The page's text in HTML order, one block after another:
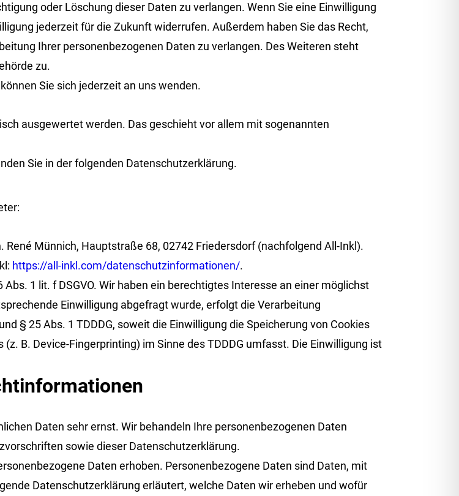
oder Löschung dieser Daten zu verlangen. Wenn Sie eine Einwilligung
jederzeit für die Zukunft widerrufen. Außerdem haben Sie das Recht,
Ihrer personenbezogenen Daten zu verlangen. Des Weiteren steht
zu.
Sie sich jederzeit an uns wenden.
ausgewertet werden. Das geschieht vor allem mit sogenannten
Sie in der folgenden Datenschutzerklärung.
Münnich, Hauptstraße 68, 02742 Friedersdorf (nachfolgend All-Inkl).
https://all-inkl.com/datenschutzinformationen/.
1 lit. f DSGVO. Wir haben ein berechtigtes Interesse an einer möglichst
Einwilligung abgefragt wurde, erfolgt die Verarbeitung
§ 25 Abs. 1 TDDDG, soweit die Einwilligung die Speicherung von Cookies
B. Device-Fingerprinting) im Sinne des TDDDG umfasst. Die Einwilligung ist
Daten sehr ernst. Wir behandeln Ihre personenbezogenen Daten
sowie dieser Datenschutzerklärung.
Daten erhoben. Personenbezogene Daten sind Daten, mit
Datenschutzerklärung erläutert, welche Daten wir erheben und wofür